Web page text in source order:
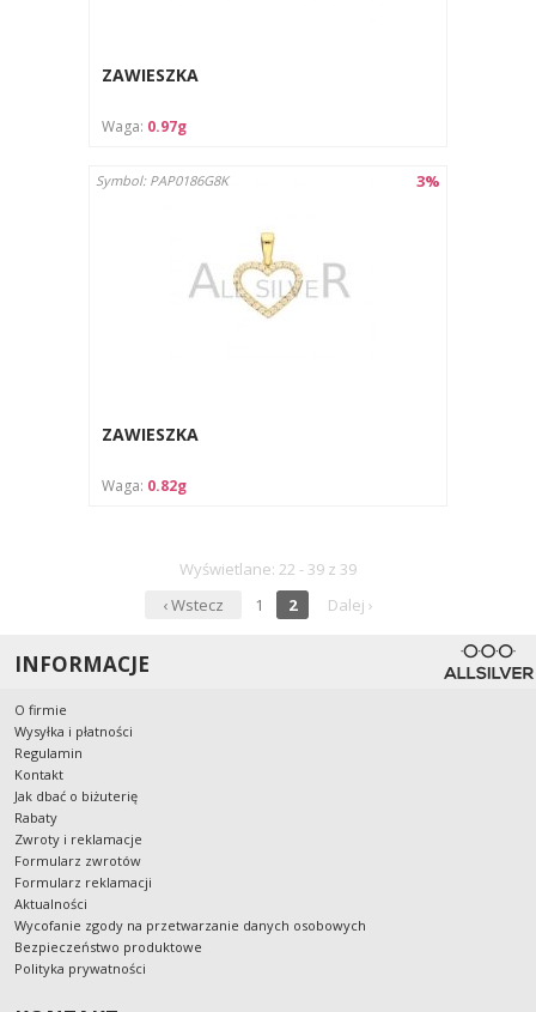
ZAWIESZKA
Waga: 0.97g
3%
Symbol: PAP0186G8K
ZAWIESZKA
Waga: 0.82g
Wyświetlane: 22 - 39 z 39
‹ Wstecz
1 2 Dalej ›
INFORMACJE
O firmie
Wysyłka i płatności
Regulamin
Kontakt
Jak dbać o biżuterię
Rabaty
Zwroty i reklamacje
Formularz zwrotów
Formularz reklamacji
Aktualności
Wycofanie zgody na przetwarzanie danych osobowych
Bezpieczeństwo produktowe
Polityka prywatności